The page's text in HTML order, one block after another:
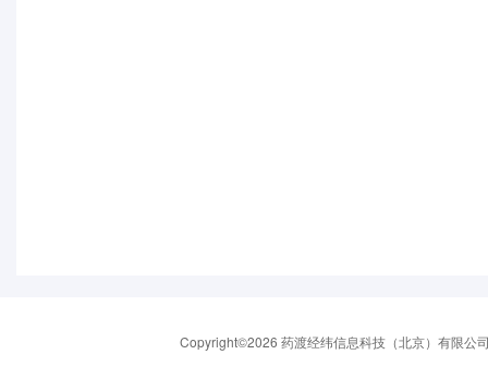
Copyright©2026 药渡经纬信息科技（北京）有限公